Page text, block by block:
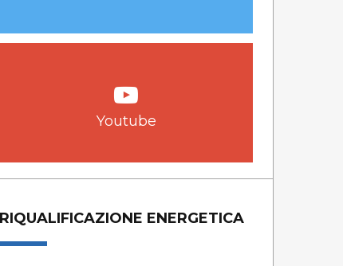
Youtube
RIQUALIFICAZIONE ENERGETICA